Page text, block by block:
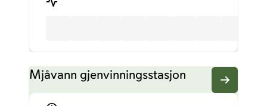
Mjåvann gjenvinningsstasjon